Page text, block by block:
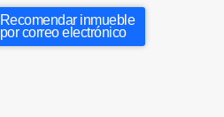
Recomendar inmueble
por correo electrónico